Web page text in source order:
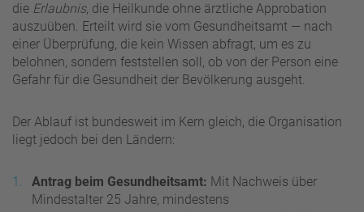
die Erlaubnis, die Heilkunde ohne ärztliche Approbation
auszuüben. Erteilt wird sie vom Gesundheitsamt — nach
einer Überprüfung, die kein Wissen abfragt, um es zu
belohnen, sondern feststellen soll, ob von der Person eine
Gefahr für die Gesundheit der Bevölkerung ausgeht.
Der Ablauf ist bundesweit im Kern gleich, die Organisation
liegt jedoch bei den Ländern:
Antrag beim Gesundheitsamt: Mit Nachweis über
Mindestalter 25 Jahre, mindestens